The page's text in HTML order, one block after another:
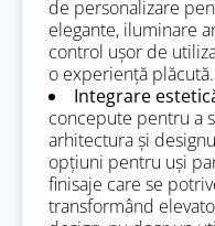
de personalizare
elegante, iluminare
control ușor de
o experiență plăcută.
Integrare
concepute pentru a
arhitectura și
opțiuni pentru uși
finisaje care se
transformând